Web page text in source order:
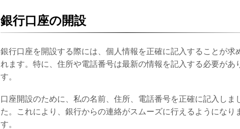
銀行口座の開設
銀行口座を開設する際には、個人情報を正確に記入することが求
れます。特に、住所や電話番号は最新の情報を記入する必要があ
す。
口座開設のために、私の名前、住所、電話番号を正確に記入しま
た。これにより、銀行からの連絡がスムーズに行えるようになり
す。